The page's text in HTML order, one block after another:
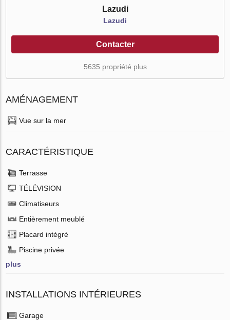
Lazudi
Lazudi
Contacter
5635 propriété plus
AMÉNAGEMENT
Vue sur la mer
CARACTÉRISTIQUE
Terrasse
TÉLÉVISION
Climatiseurs
Entièrement meublé
Placard intégré
Piscine privée
plus
INSTALLATIONS INTÉRIEURES
Garage